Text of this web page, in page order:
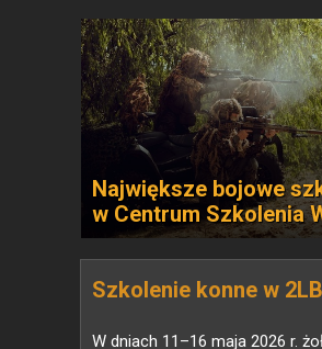
Największe bojowe
w Centrum Szkolenia
Szkolenie konne w
W dniach 11–16 maja 2026 r.